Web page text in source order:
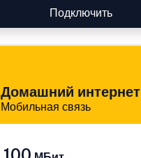
Подключить
Домашний интернет
Мобильная связь